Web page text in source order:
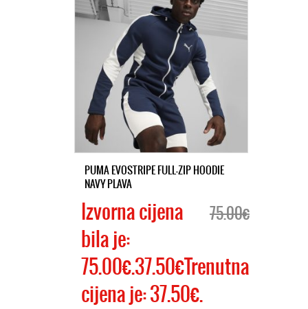
PUMA EVOSTRIPE FULL-ZIP HOODIE
NAVY PLAVA
75.00€
Izvorna cijena
bila je:
75.00€.37.50€Trenutna
cijena je: 37.50€.